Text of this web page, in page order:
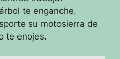
te enganche.
su motosierra de
te enojes.